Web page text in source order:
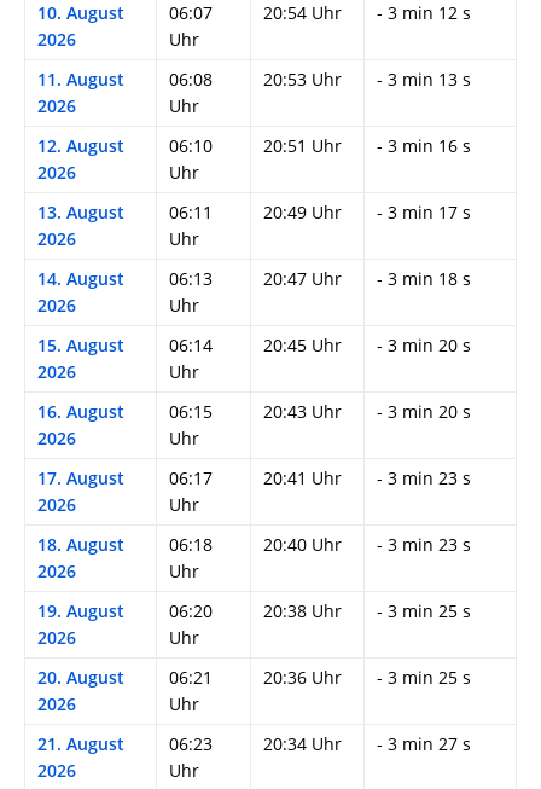
10. August
2026
06:07
Uhr
20:54 Uhr - 3 min 12 s
11. August
2026
06:08
Uhr
20:53 Uhr - 3 min 13 s
12. August
2026
06:10
Uhr
20:51 Uhr - 3 min 16 s
13. August
2026
06:11
Uhr
20:49 Uhr - 3 min 17 s
14. August
2026
06:13
Uhr
20:47 Uhr - 3 min 18 s
15. August
2026
06:14
Uhr
20:45 Uhr - 3 min 20 s
16. August
2026
06:15
Uhr
20:43 Uhr - 3 min 20 s
17. August
2026
06:17
Uhr
20:41 Uhr - 3 min 23 s
18. August
2026
06:18
Uhr
20:40 Uhr - 3 min 23 s
19. August
2026
06:20
Uhr
20:38 Uhr - 3 min 25 s
20. August
2026
06:21
Uhr
20:36 Uhr - 3 min 25 s
21. August
2026
06:23
Uhr
20:34 Uhr - 3 min 27 s